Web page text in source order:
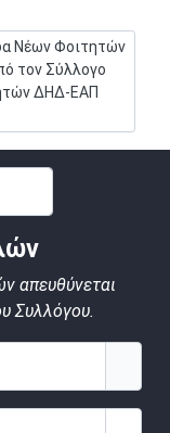
δικαιώματα - Οι
2η Ημερίδα
Νέων Φοιτητών
τον Σύλλογο
ΔΗΔ-ΕΑΠ
απευθύνεται
Συλλόγου.